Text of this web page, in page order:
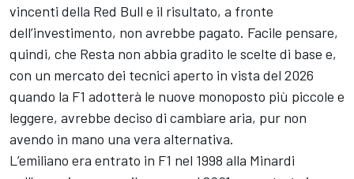
vincenti della Red Bull e il risultato, a fronte
dell’investimento, non avrebbe pagato. Facile pensare,
quindi, che Resta non abbia gradito le scelte di base e,
con un mercato dei tecnici aperto in vista del 2026
quando la F1 adotterà le nuove monoposto più piccole e
leggere, avrebbe deciso di cambiare aria, pur non
avendo in mano una vera alternativa.
L’emiliano era entrato in F1 nel 1998 alla Minardi